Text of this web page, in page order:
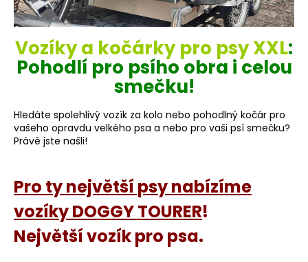
Vozíky a kočárky pro psy XXL:
Pohodlí pro psího obra i celou
smečku!
Hledáte spolehlivý vozík za kolo nebo pohodlný kočár pro
vašeho opravdu velkého psa a nebo pro vaši psí smečku?
Právě jste našli!
Pro ty největší psy nabízíme
vozíky DOGGY TOURER!
Největší vozík pro psa.
b
u
j
t
e
n
a
j
í